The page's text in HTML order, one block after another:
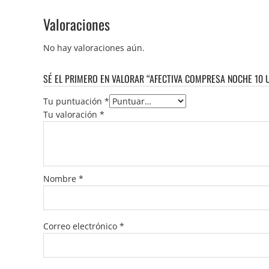
Valoraciones
No hay valoraciones aún.
SÉ EL PRIMERO EN VALORAR “AFECTIVA COMPRESA NOCHE 10
Tu puntuación *
Tu valoración *
Nombre *
Correo electrónico *